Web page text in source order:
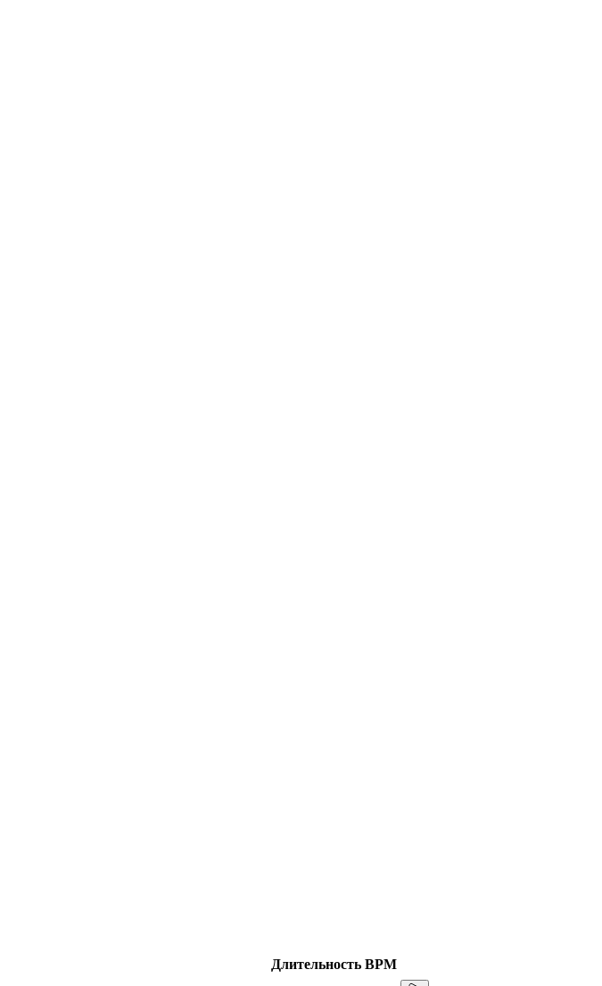
Длительность BPM